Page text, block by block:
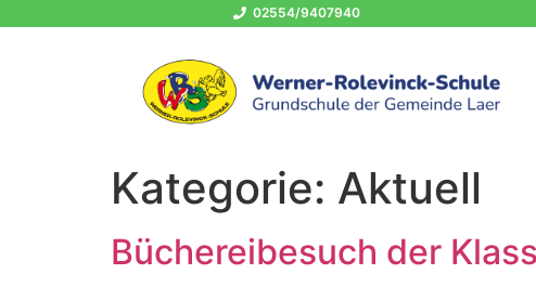
02554/9407940
Kategorie: Aktuell
Büchereibesuch der